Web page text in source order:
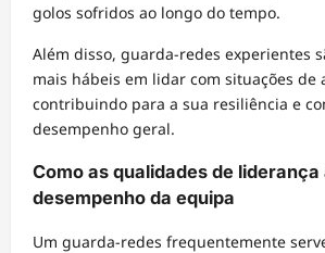
golos sofridos ao longo do tempo.
Além disso, guarda-redes experientes
mais hábeis em lidar com situações de
contribuindo para a sua resiliência e
desempenho geral.
Como as qualidades de
desempenho da equipa
Um guarda-redes frequentemente